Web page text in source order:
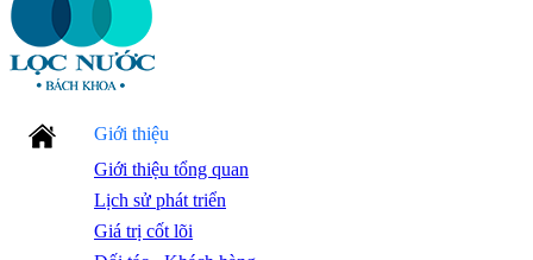
Giới thiệu
Giới thiệu tổng quan
Lịch sử phát triển
Giá trị cốt lõi